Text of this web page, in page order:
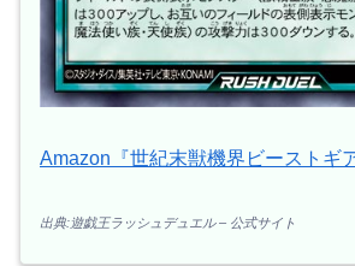
Amazon『世紀末獣機界ビーストギ
出典:遊戯王ラッシュデュエル – 公式サイト